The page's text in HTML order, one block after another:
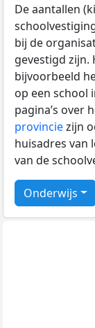
De aantallen
bij de
gevestigd
bijvoorbeeld
op een school
pagina’s over
provinciezijn
huisadres van
van de
Onderwijs